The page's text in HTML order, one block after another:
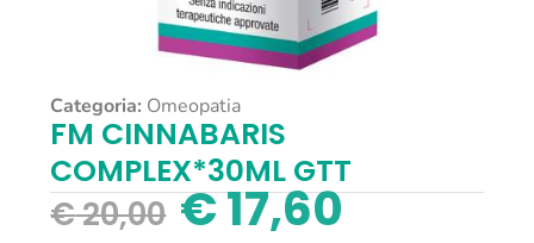
Categoria: Omeopatia
FM CINNABARIS
COMPLEX*30ML GTT
€20,00 €17,60